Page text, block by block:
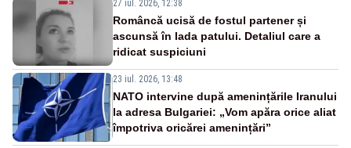
27 iul. 2026, 12:38
Româncă ucisă de fostul partener și
ascunsă în lada patului. Detaliul care a
ridicat suspiciuni
23 iul. 2026, 13:48
NATO intervine după amenințările Iranului
la adresa Bulgariei: „Vom apăra orice aliat
împotriva oricărei amenințări”